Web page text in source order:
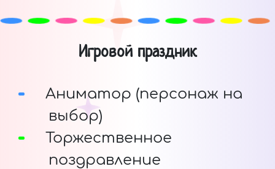
Игровой праздник
Аниматор (персонаж на
выбор)
Торжественное
поздравление